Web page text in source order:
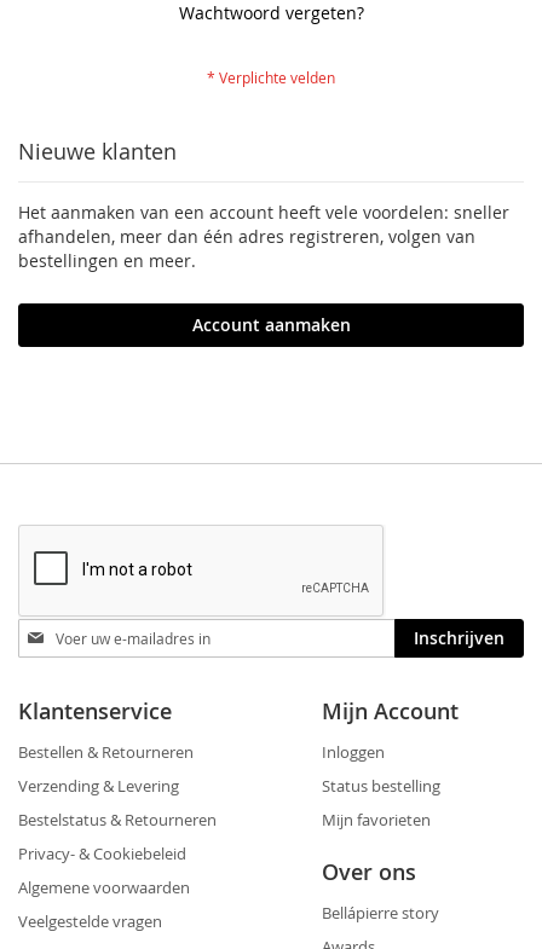
Wachtwoord vergeten?
Nieuwe klanten
Het aanmaken van een account heeft vele voordelen: sneller
afhandelen, meer dan één adres registreren, volgen van
bestellingen en meer.
Account aanmaken
Blijf
op
hoogte
Inschrijven
Klantenservice
Bestellen & Retourneren
Verzending & Levering
Bestelstatus & Retourneren
Privacy- & Cookiebeleid
Algemene voorwaarden
Veelgestelde vragen
Mijn Account
Inloggen
Status bestelling
Mijn favorieten
Over ons
Bellápierre story